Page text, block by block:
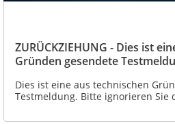
ZURÜCKZIEHUNG - Dies ist
Gründen gesendete
Dies ist eine aus technischen
Testmeldung. Bitte ignorieren Sie